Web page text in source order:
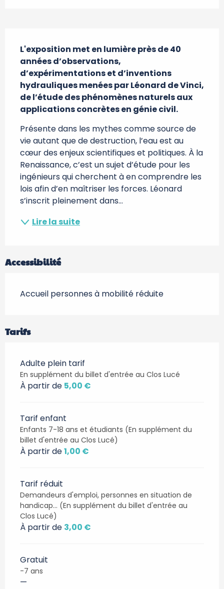
L'exposition met en lumière près de 40
années d’observations,
d’expérimentations et d’inventions
hydrauliques menées par Léonard de Vinci,
de l’étude des phénomènes naturels aux
applications concrètes en génie civil.
Présente dans les mythes comme source de
vie autant que de destruction, l’eau est au
cœur des enjeux scientifiques et politiques. À la
Renaissance, c’est un sujet d’étude pour les
ingénieurs qui cherchent à en comprendre les
lois afin d’en maîtriser les forces. Léonard
s’inscrit pleinement dans...
Lire la suite
Accessibilité
Accueil personnes à mobilité réduite
Tarifs
Adulte plein tarif
En supplément du billet d'entrée au Clos Lucé
À partir de 5,00 €
Tarif enfant
Enfants 7-18 ans et étudiants (En supplément du
billet d'entrée au Clos Lucé)
À partir de1,00 €
Tarif réduit
Demandeurs d'emploi, personnes en situation de
handicap... (En supplément du billet d'entrée au
Clos Lucé)
À partir de 3,00 €
Gratuit
-7 ans
—